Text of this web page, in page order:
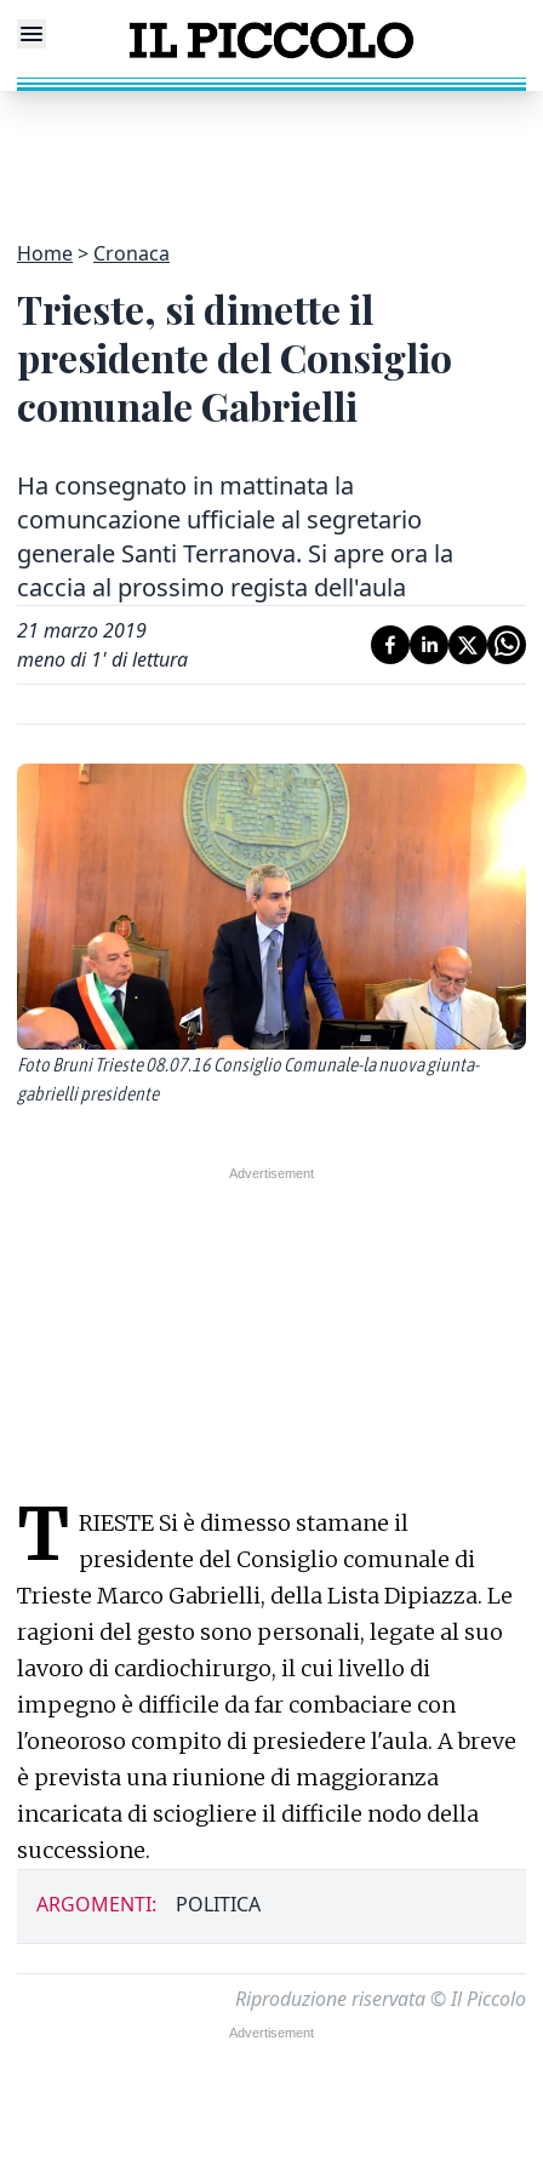
Home Cronaca
Trieste, si dimette il
presidente del Consiglio
comunale Gabrielli
Ha consegnato in mattinata la
comuncazione ufficiale al segretario
generale Santi Terranova. Si apre ora la
caccia al prossimo regista dell'aula
21 marzo 2019
meno di 1' di lettura
Foto Bruni Trieste 08.07.16 Consiglio Comunale-la nuova giunta-
gabrielli presidente
T RIESTE Si è dimesso stamane il
presidente del Consiglio comunale di
Trieste Marco Gabrielli, della Lista Dipiazza. Le
ragioni del gesto sono personali, legate al suo
lavoro di cardiochirurgo, il cui livello di
impegno è difficile da far combaciare con
l'oneoroso compito di presiedere l'aula. A breve
è prevista una riunione di maggioranza
incaricata di sciogliere il difficile nodo della
successione.
ARGOMENTI: POLITICA
Riproduzione riservata © Il Piccolo